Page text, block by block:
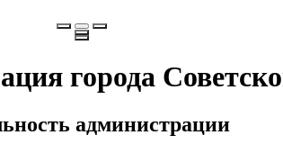
города
администрации